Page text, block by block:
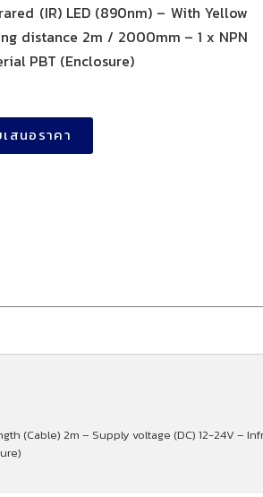
(IR) LED (890nm) – With Yellow
distance 2m / 2000mm – 1 x NPN
PBT (Enclosure)
สนอราคา
2m – Supply voltage (DC) 12-24V –